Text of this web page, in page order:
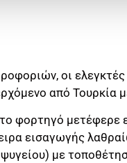
οι
από Τουρκία
φορτηγό μετέφερε
εισαγωγής
με